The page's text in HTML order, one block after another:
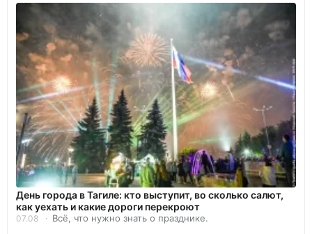
День города в Тагиле: кто выступит, во сколько салют,
как уехать и какие дороги перекроют
07.08 Всё, что нужно знать о празднике.